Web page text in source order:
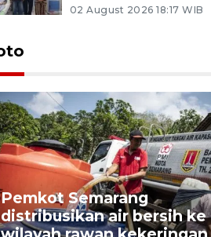
02 August 2026 18:17 WIB
Pemkot Semarang
distribusikan air bersih ke